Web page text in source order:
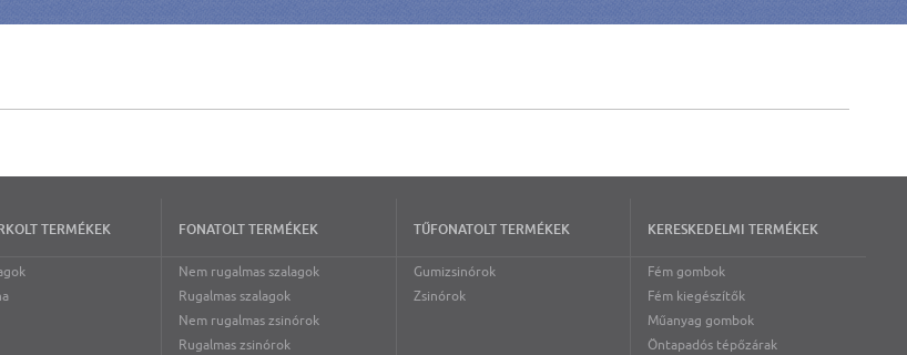
TERMÉKEK FONATOLT TERMÉKEK
Nem rugalmas szalagok
Rugalmas szalagok
Nem rugalmas zsinórok
Rugalmas zsinórok
TŰFONATOLT TERMÉKEK
Gumizsinórok
Zsinórok
KERESKEDELMI TERMÉKEK
Fém gombok
Fém kiegészítők
Műanyag gombok
Öntapadós tépőzárak